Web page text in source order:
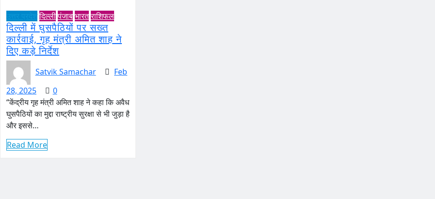
दिल्लीपंजाबभारतराशिफल
दिल्ली में घुसपैठियों पर सख्त
कार्रवाई, गृह मंत्री अमित शाह ने
दिए कड़े निर्देश
Satvik Samachar
Feb
28, 2025
0
“केंद्रीय गृह मंत्री अमित शाह ने कहा कि अवैध
घुसपैठियों का मुद्दा राष्ट्रीय सुरक्षा से भी जुड़ा है
और इससे…
Read More